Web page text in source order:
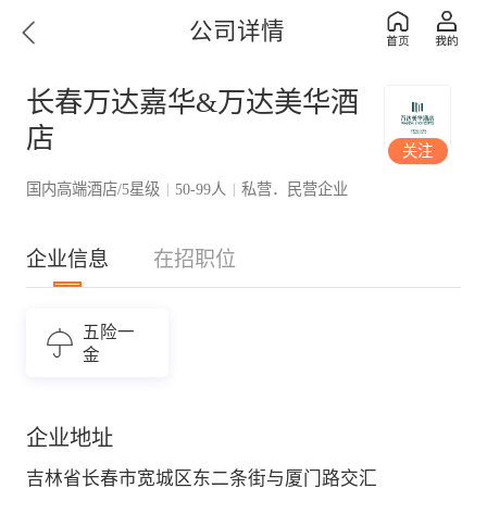
公司详情
长春万达嘉华&万达美华酒
店
国内高端酒店/5星级 | 50-99人 | 私营．民营企业
关注
企业信息 在招职位
五险一
金
企业地址
吉林省长春市宽城区东二条街与厦门路交汇